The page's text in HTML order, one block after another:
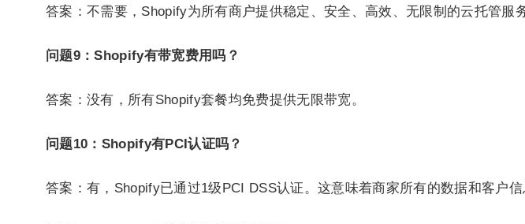
答案：不需要，Shopify为所有商户提供稳定、安全、高效、无限制的云托管服务
问题9：Shopify有带宽费用吗？
答案：没有，所有Shopify套餐均免费提供无限带宽。
问题10：Shopify有PCI认证吗？
答案：有，Shopify已通过1级PCI DSS认证。这意味着商家所有的数据和客户信